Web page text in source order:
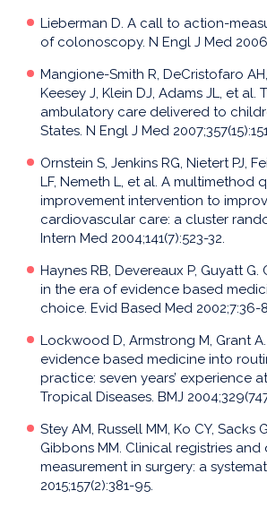
Lieberman D. A call to action-
of colonoscopy. N Engl J Med
Mangione-Smith R, DeCristofaro
Keesey J, Klein DJ, Adams JL, et al.
ambulatory care delivered to
States. N Engl J Med
Ornstein S, Jenkins RG, Nietert PJ,
LF, Nemeth L, et al. A multimethod
improvement intervention to
cardiovascular care: a cluster
Intern Med 2004;141(7):523-32.
Haynes RB, Devereaux P, Guyatt
in the era of evidence based
choice. Evid Based Med 2002;7:36-
Lockwood D, Armstrong M, Grant
evidence based medicine into
practice: seven years’ experience
Tropical Diseases. BMJ
Stey AM, Russell MM, Ko CY, Sacks
Gibbons MM. Clinical registries and
measurement in surgery: a
2015;157(2):381-95.